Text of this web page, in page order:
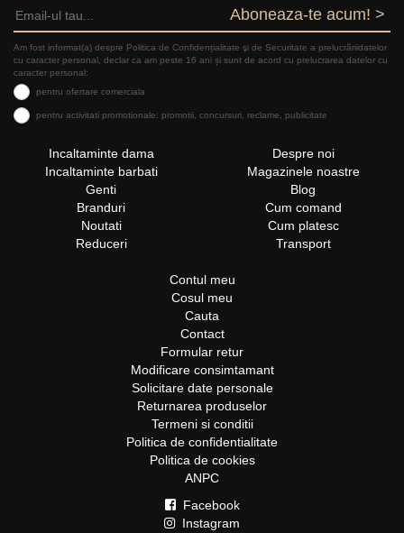
Aboneaza-te acum! >
Am fost informat(a) despre Politica de Confidențialitate şi de Securitate a prelucrăriidatelor
cu caracter personal, declar ca am peste 16 ani și sunt de acord cu prelucrarea datelor cu
caracter personal:
pentru ofertare comerciala
pentru activitati promotionale: promotii, concursuri, reclame, publicitate
Incaltaminte dama
Incaltaminte barbati
Genti
Branduri
Noutati
Reduceri
Despre noi
Magazinele noastre
Blog
Cum comand
Cum platesc
Transport
Contul meu
Cosul meu
Cauta
Contact
Formular retur
Modificare consimtamant
Solicitare date personale
Returnarea produselor
Termeni si conditii
Politica de confidentialitate
Politica de cookies
ANPC
Facebook
Instagram